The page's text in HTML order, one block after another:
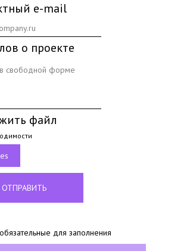
e-mail
о проекте
файл
ОТПРАВИТЬ
для заполнения